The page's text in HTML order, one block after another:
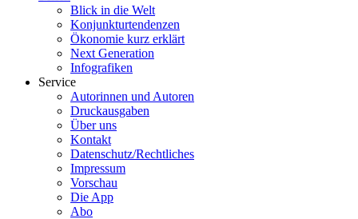
Blick in die Welt
Konjunkturtendenzen
Ökonomie kurz erklärt
Next Generation
Infografiken
Service
Autorinnen und Autoren
Druckausgaben
Über uns
Kontakt
Datenschutz/Rechtliches
Impressum
Vorschau
Die App
Abo